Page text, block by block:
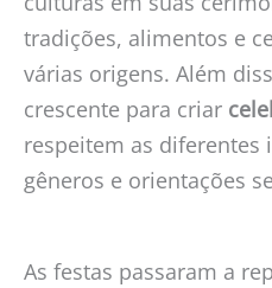
tradições, alimentos e
várias origens. Além
crescente para criar
respeitem as diferentes
gêneros e orientações
As festas passaram a